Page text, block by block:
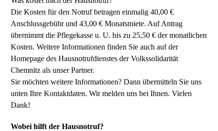
Die Kosten für den Notruf betragen einmalig 40,00 €
Anschlussgebühr und 43,00 € Monatsmiete. Auf Antrag
übernimmt die Pflegekasse u. U. bis zu 25,50 € der monatlichen
Kosten. Weitere Informationen finden Sie auch auf der
Homepage des Hausnotrufdienstes der Volkssolidarität
Chemnitz als unser Partner.
Sie möchten weitere Informationen? Dann übermitteln Sie uns
unten Ihre Kontaktdaten. Wir melden uns bei Ihnen. Vielen
Dank!
Wobei hilft der Hausnotruf?